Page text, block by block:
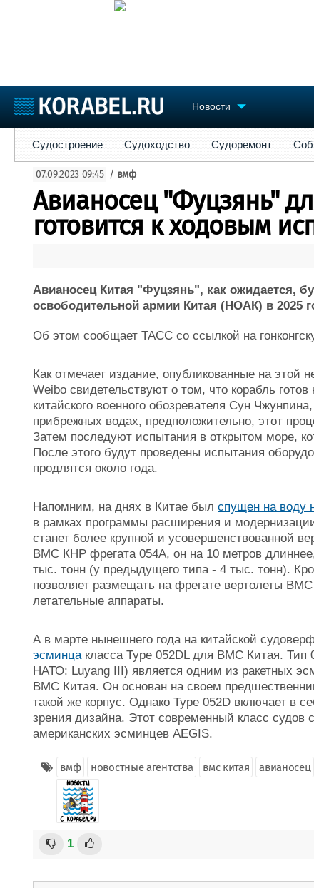
Новости
Судостроение
Пульс
Новости
Репутация
Журнал
Реклама
Торговая площадка
Доска объявлений
Продажа флота
Оборудование
Изделия
Словарь
Судостроение Судоходство Судоремонт
07.09.2023 09:45 / вмф
Авианосец "Фуцзянь"
готовится к ходовым
Авианосец Китая "Фуцзянь", как ожидается,
освободительной армии Китая (НОАК) в 2025
Об этом сообщает ТАСС со ссылкой на
Как отмечает издание, опубликованные на этой
Weibo свидетельствуют о том, что корабль
китайского военного обозревателя Сун
прибрежных водах, предположительно, этот
Затем последуют испытания в открытом море,
После этого будут проведены испытания
продлятся около года.
Напомним, на днях в Китае был спущен на воду
в рамках программы расширения и
станет более крупной и усовершенствованной
ВМС КНР фрегата 054A, он на 10 метров
тыс. тонн (у предыдущего типа - 4 тыс. тонн).
позволяет размещать на фрегате вертолеты
летательные аппараты.
А в марте нынешнего года на китайской
эсминцакласса Type 052DL для ВМС Китая. Тип
НАТО: Luyang III) является одним из ракетных
ВМС Китая. Он основан на своем
такой же корпус. Однако Type 052D включает в
зрения дизайна. Этот современный класс судов
американских эсминцев AEGIS.
вмф новостные агентства вмс китая авианосец
1